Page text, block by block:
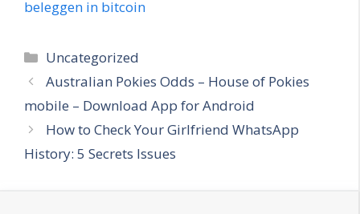
beleggen in bitcoin
Categories
Uncategorized
Australian Pokies Odds – House of Pokies
mobile – Download App for Android
How to Check Your Girlfriend WhatsApp
History: 5 Secrets Issues